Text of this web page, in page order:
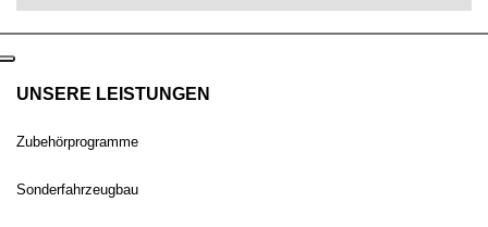
UNSERE LEISTUNGEN
Zubehörprogramme
Sonderfahrzeugbau